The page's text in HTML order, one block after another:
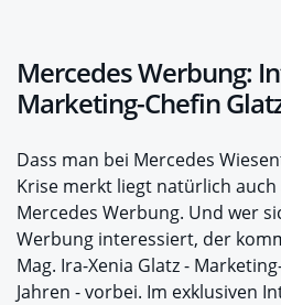
Mercedes Werbung:
Marketing-Chefin
Dass man bei Mercedes
Krise merkt liegt natürlich
Mercedes Werbung. Und wer
Werbung interessiert, der
Mag. Ira-Xenia Glatz -
Jahren - vorbei. Im exklusiven